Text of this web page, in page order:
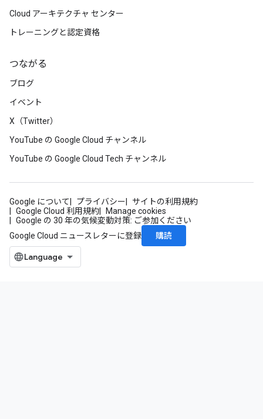
Cloud アーキテクチャ センター
トレーニングと認定資格
つながる
ブログ
イベント
X（Twitter）
YouTube の Google Cloud チャンネル
YouTube の Google Cloud Tech チャンネル
Google について プライバシー
サイトの利用規約
Google Cloud 利用規約
Manage cookies
Google の 30 年の気候変動対策: ご参加ください
Google Cloud ニュースレターに登録
購読